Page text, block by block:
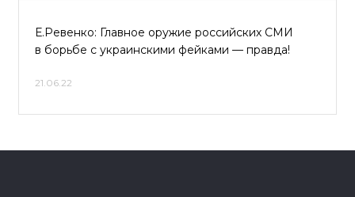
Е.Ревенко: Главное оружие российских СМИ
в борьбе с украинскими фейками — правда!
21.06.22